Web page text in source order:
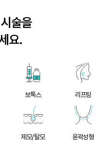
술을
요.
보톡스 리프팅
제모/탈모 윤곽성형